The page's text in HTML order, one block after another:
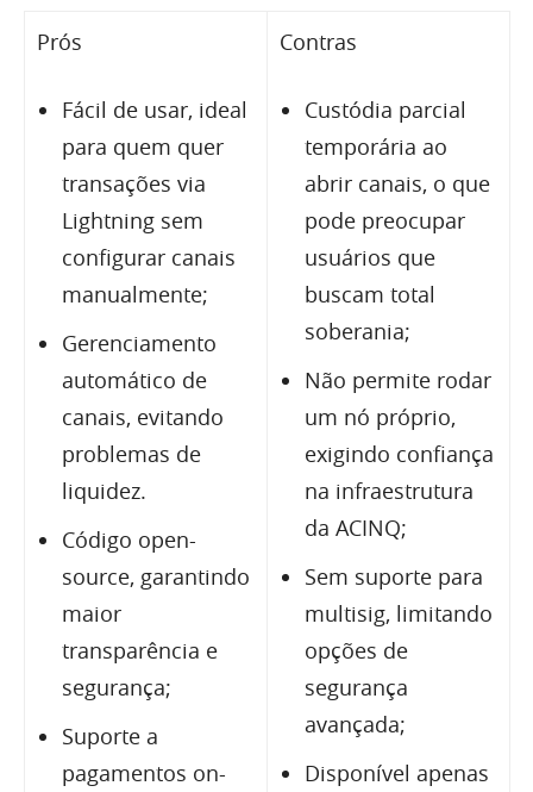
Prós
Fácil de usar, ideal
para quem quer
transações via
Lightning sem
configurar canais
manualmente;
Gerenciamento
automático de
canais, evitando
problemas de
liquidez.
Código open-
source, garantindo
maior
transparência e
segurança;
Suporte a
pagamentos on-
Contras
Custódia parcial
temporária ao
abrir canais, o que
pode preocupar
usuários que
buscam total
soberania;
Não permite rodar
um nó próprio,
exigindo confiança
na infraestrutura
da ACINQ;
Sem suporte para
multisig, limitando
opções de
segurança
avançada;
Disponível apenas